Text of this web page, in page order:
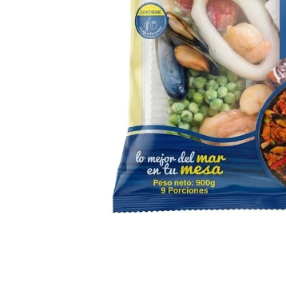
lácteos y refrigerados
cuidado del bebé
mascotas